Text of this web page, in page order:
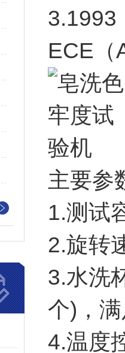
3.1993
ECE（
主要参
1.测试
2.旋转
3.水洗
个)，
4.温度